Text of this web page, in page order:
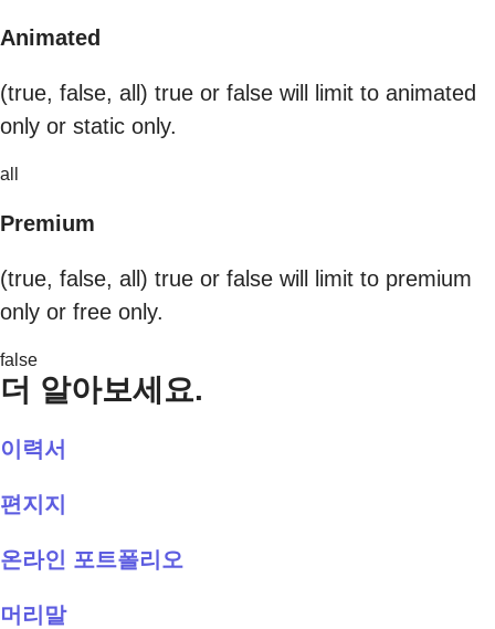
Animated
(true, false, all) true or false will limit to animated
only or static only.
all
Premium
(true, false, all) true or false will limit to premium
only or free only.
false
더 알아보세요.
이력서
편지지
온라인 포트폴리오
머리말